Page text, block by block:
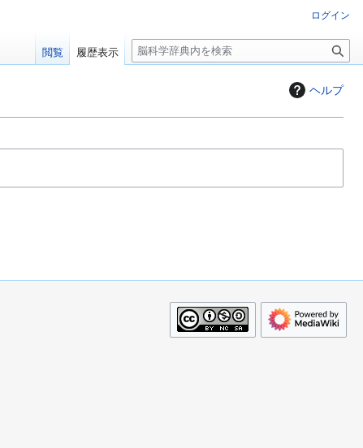
ヘルプ
ログイン
閲覧 履歴表示
検
索